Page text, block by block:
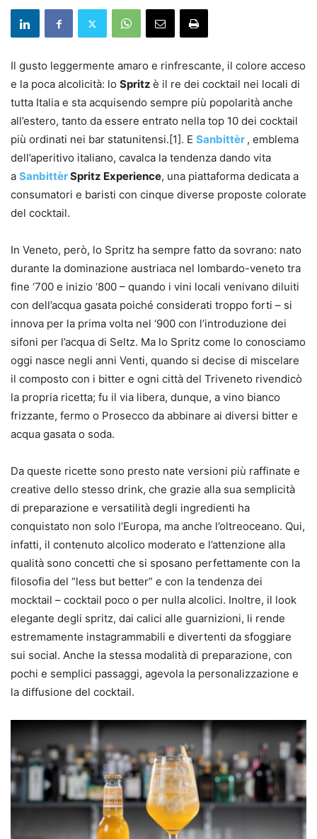
Il gusto leggermente amaro e rinfrescante, il colore acceso
e la poca alcolicità: lo Spritz è il re dei cocktail nei locali di
tutta Italia e sta acquisendo sempre più popolarità anche
all’estero, tanto da essere entrato nella top 10 dei cocktail
più ordinati nei bar statunitensi.[1]. E Sanbittèr , emblema
dell’aperitivo italiano, cavalca la tendenza dando vita
a SanbittèrSpritz Experience, una piattaforma dedicata a
consumatori e baristi con cinque diverse proposte colorate
del cocktail.
In Veneto, però, lo Spritz ha sempre fatto da sovrano: nato
durante la dominazione austriaca nel lombardo-veneto tra
fine ‘700 e inizio ‘800 – quando i vini locali venivano diluiti
con dell’acqua gasata poiché considerati troppo forti – si
innova per la prima volta nel ‘900 con l’introduzione dei
sifoni per l’acqua di Seltz. Ma lo Spritz come lo conosciamo
oggi nasce negli anni Venti, quando si decise di miscelare
il composto con i bitter e ogni città del Triveneto rivendicò
la propria ricetta; fu il via libera, dunque, a vino bianco
frizzante, fermo o Prosecco da abbinare ai diversi bitter e
acqua gasata o soda.
Da queste ricette sono presto nate versioni più raffinate e
creative dello stesso drink, che grazie alla sua semplicità
di preparazione e versatilità degli ingredienti ha
conquistato non solo l’Europa, ma anche l’oltreoceano. Qui,
infatti, il contenuto alcolico moderato e l’attenzione alla
qualità sono concetti che si sposano perfettamente con la
filosofia del “less but better” e con la tendenza dei
mocktail – cocktail poco o per nulla alcolici. Inoltre, il look
elegante degli spritz, dai calici alle guarnizioni, li rende
estremamente instagrammabili e divertenti da sfoggiare
sui social. Anche la stessa modalità di preparazione, con
pochi e semplici passaggi, agevola la personalizzazione e
la diffusione del cocktail.